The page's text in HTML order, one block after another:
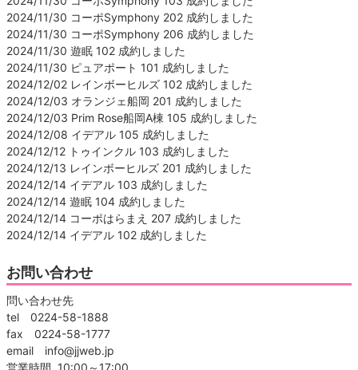
2024/11/30 コーポSymphony 202 成約しました
2024/11/30 コーポSymphony 206 成約しました
2024/11/30 遊眠 102 成約しました
2024/11/30 ピュアポート 101 成約しました
2024/12/02 レインボーヒルズ 102 成約しました
2024/12/03 オランジェ船岡 201 成約しました
2024/12/03 Prim Rose船岡A棟 105 成約しました
2024/12/08 イデアル 105 成約しました
2024/12/12 トゥインクル 103 成約しました
2024/12/13 レインボーヒルズ 201 成約しました
2024/12/14 イデアル 103 成約しました
2024/12/14 遊眠 104 成約しました
2024/12/14 コーポはらまえ 207 成約しました
2024/12/14 イデアル 102 成約しました
お問い合わせ
問い合わせ先
tel 0224-58-1888
fax 0224-58-1777
email info@jjweb.jp
営業時間 10:00～17:00